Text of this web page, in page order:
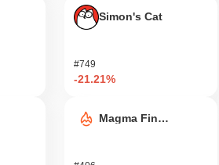
Simon's Cat
#749
-21.21%
Magma Finance